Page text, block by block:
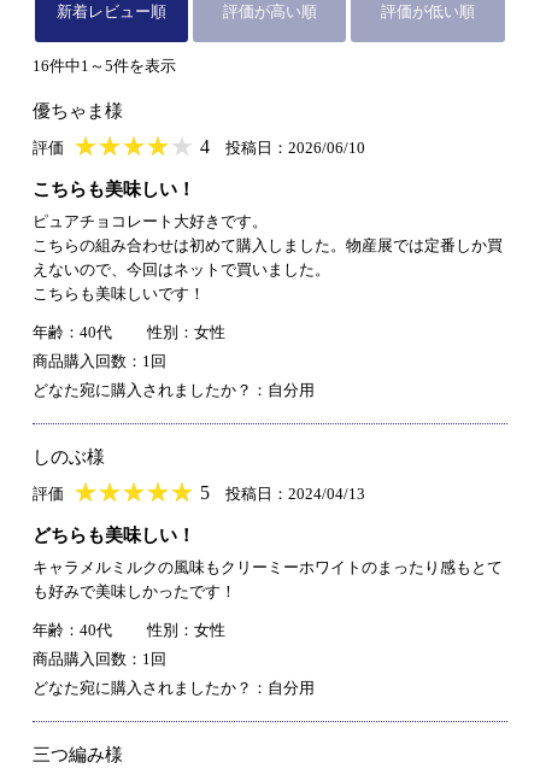
新着レビュー順 評価が高い順 評価が低い順
16件中1～5件を表示
優ちゃま様
評価 ★★★★★
★★★★★ 4 投稿日：2026/06/10
こちらも美味しい！
ピュアチョコレート大好きです。
こちらの組み合わせは初めて購入しました。物産展では定番しか買
えないので、今回はネットで買いました。
こちらも美味しいです！
年齢：40代
性別：女性
商品購入回数：1回
どなた宛に購入されましたか？：自分用
しのぶ様
評価 ★★★★★
★★★★★ 5 投稿日：2024/04/13
どちらも美味しい！
キャラメルミルクの風味もクリーミーホワイトのまったり感もとて
も好みで美味しかったです！
年齢：40代
性別：女性
商品購入回数：1回
どなた宛に購入されましたか？：自分用
三つ編み様